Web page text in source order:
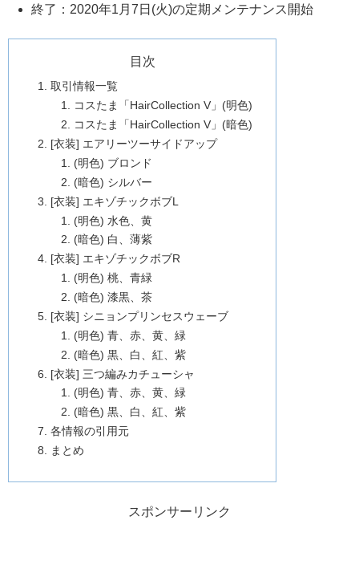
終了：2020年1月7日(火)の定期メンテナンス開始
目次
取引情報一覧
コスたま「HairCollection V」(明色)
コスたま「HairCollection V」(暗色)
[衣装] エアリーツーサイドアップ
(明色) ブロンド
(暗色) シルバー
[衣装] エキゾチックボブL
(明色) 水色、黄
(暗色) 白、薄紫
[衣装] エキゾチックボブR
(明色) 桃、青緑
(暗色) 漆黒、茶
[衣装] シニョンプリンセスウェーブ
(明色) 青、赤、黄、緑
(暗色) 黒、白、紅、紫
[衣装] 三つ編みカチューシャ
(明色) 青、赤、黄、緑
(暗色) 黒、白、紅、紫
各情報の引用元
まとめ
スポンサーリンク